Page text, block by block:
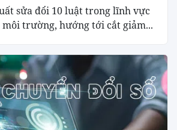
sửa đổi 10 luật trong lĩnh vực
trường, hướng tới cắt giảm...